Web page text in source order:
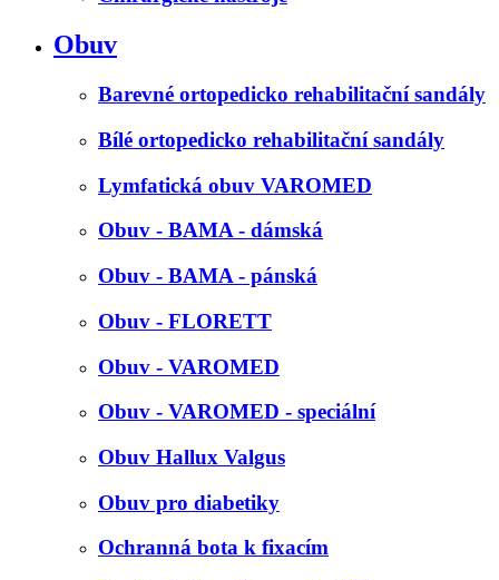
Obuv
Barevné ortopedicko rehabilitační sandály
Bílé ortopedicko rehabilitační sandály
Lymfatická obuv VAROMED
Obuv - BAMA - dámská
Obuv - BAMA - pánská
Obuv - FLORETT
Obuv - VAROMED
Obuv - VAROMED - speciální
Obuv Hallux Valgus
Obuv pro diabetiky
Ochranná bota k fixacím